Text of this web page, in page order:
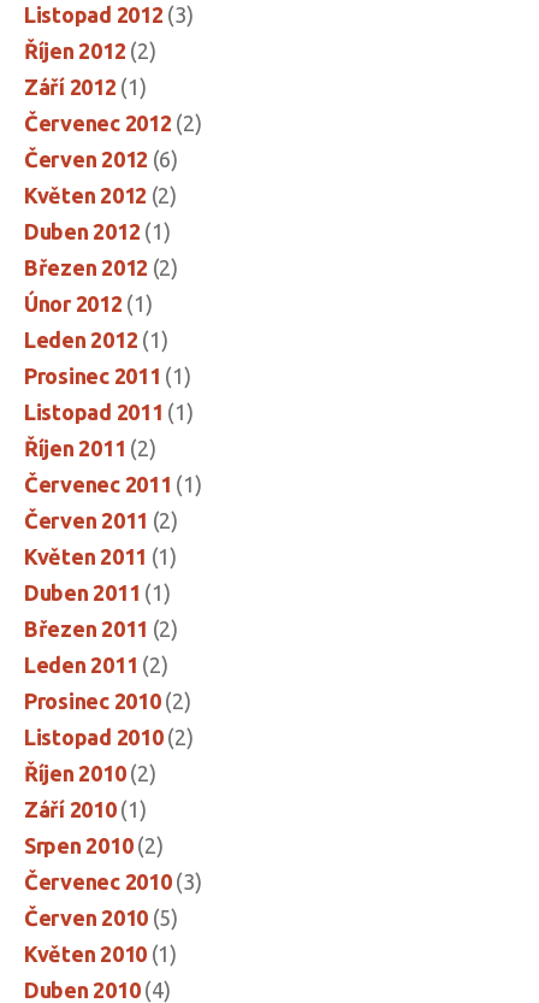
Listopad 2012 (3)
Říjen 2012 (2)
Září 2012 (1)
Červenec 2012 (2)
Červen 2012 (6)
Květen 2012 (2)
Duben 2012 (1)
Březen 2012 (2)
Únor 2012 (1)
Leden 2012 (1)
Prosinec 2011 (1)
Listopad 2011 (1)
Říjen 2011 (2)
Červenec 2011 (1)
Červen 2011 (2)
Květen 2011 (1)
Duben 2011 (1)
Březen 2011 (2)
Leden 2011 (2)
Prosinec 2010(2)
Listopad 2010(2)
Říjen 2010(2)
Září 2010(1)
Srpen 2010(2)
Červenec 2010(3)
Červen 2010 (5)
Květen 2010 (1)
Duben 2010(4)